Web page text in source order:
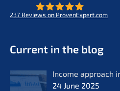
237 Reviews on ProvenExpert.com
Current in the blog
Income approach
24 June 2025